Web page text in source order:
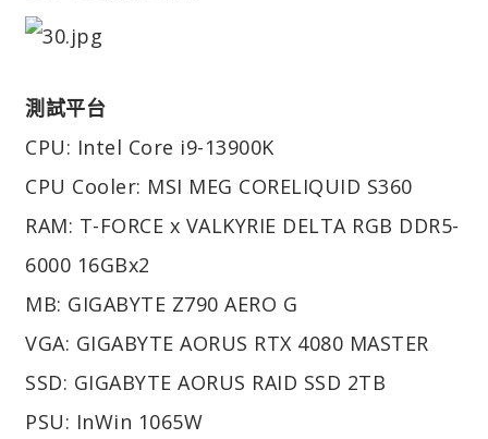
測試平台
CPU: Intel Core i9-13900K
CPU Cooler: MSI MEG CORELIQUID S360
RAM: T-FORCE x VALKYRIE DELTA RGB DDR5-
6000 16GBx2
MB: GIGABYTE Z790 AERO G
VGA: GIGABYTE AORUS RTX 4080 MASTER
SSD: GIGABYTE AORUS RAID SSD 2TB
PSU: InWin 1065W